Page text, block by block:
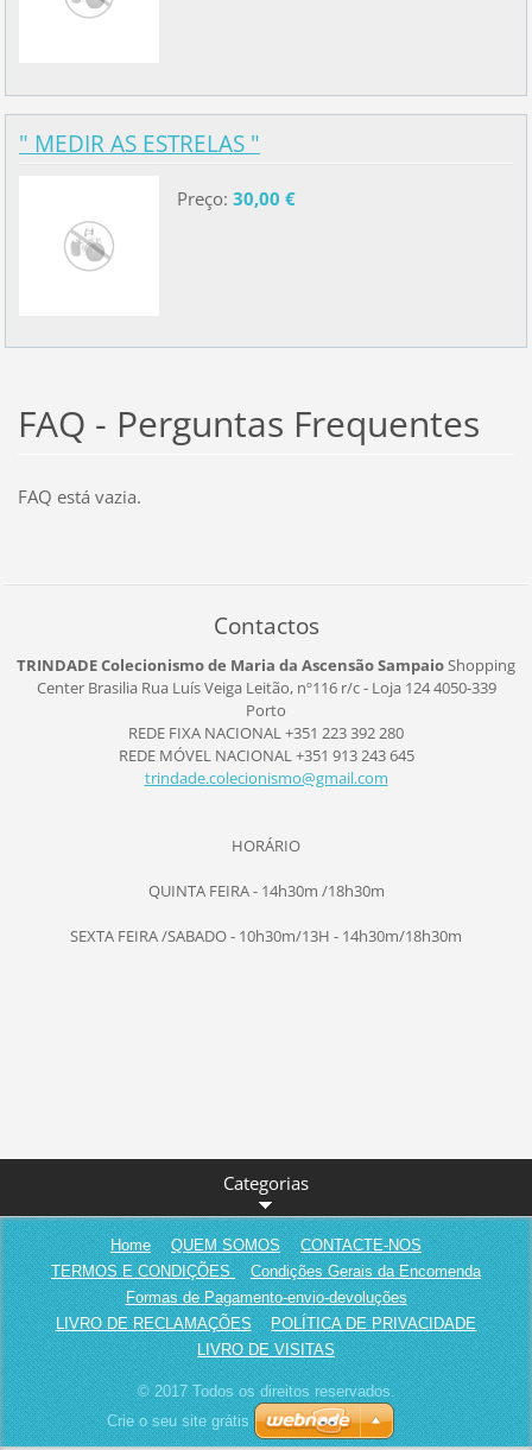
" MEDIR AS ESTRELAS "
Preço: 30,00 €
FAQ - Perguntas Frequentes
FAQ está vazia.
Contactos
TRINDADE Colecionismo de Maria da Ascensão SampaioShopping
Center Brasilia Rua Luís Veiga Leitão, nº116r/c - Loja 1244050-339
Porto
REDE FIXA NACIONAL +351 223 392 280
REDE MÓVEL NACIONAL +351 913 243 645
trindade.colecionismo@gmail.com
HORÁRIO
QUINTA FEIRA - 14h30m /18h30m
SEXTA FEIRA /SABADO - 10h30m/13H - 14h30m/18h30m
Categorias
Home QUEM SOMOS
CONTACTE-NOS
TERMOS E CONDIÇÕES
Condições Gerais da Encomenda
Formas de Pagamento-envio-devoluções
LIVRO DE RECLAMAÇÕES
POLÍTICA DE PRIVACIDADE
LIVRO DE VISITAS
© 2017 Todos os direitos reservados.
Crie o seu site grátis